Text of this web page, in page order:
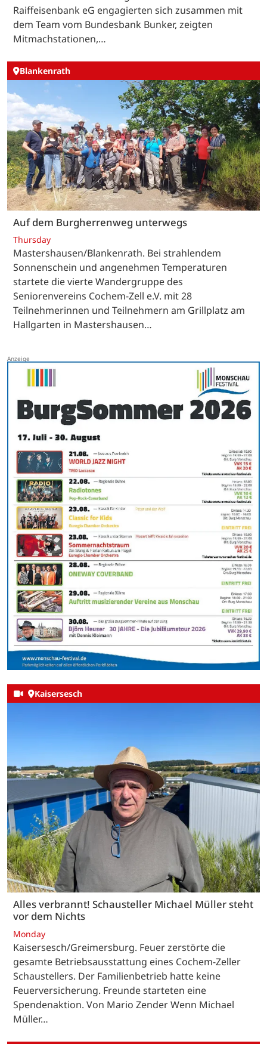
Raiffeisenbank eG engagierten sich zusammen mit
dem Team vom Bundesbank Bunker, zeigten
Mitmachstationen,…
Blankenrath
Auf dem Burgherrenweg unterwegs
Thursday
Mastershausen/Blankenrath. Bei strahlendem
Sonnenschein und angenehmen Temperaturen
startete die vierte Wandergruppe des
Seniorenvereins Cochem-Zell e.V. mit 28
Teilnehmerinnen und Teilnehmern am Grillplatz am
Hallgarten in Mastershausen…
Kaisersesch
Alles verbrannt! Schausteller Michael Müller steht
vor dem Nichts
Monday
Kaisersesch/Greimersburg. Feuer zerstörte die
gesamte Betriebsausstattung eines Cochem-Zeller
Schaustellers. Der Familienbetrieb hatte keine
Feuerversicherung. Freunde starteten eine
Spendenaktion. Von Mario Zender Wenn Michael
Müller…